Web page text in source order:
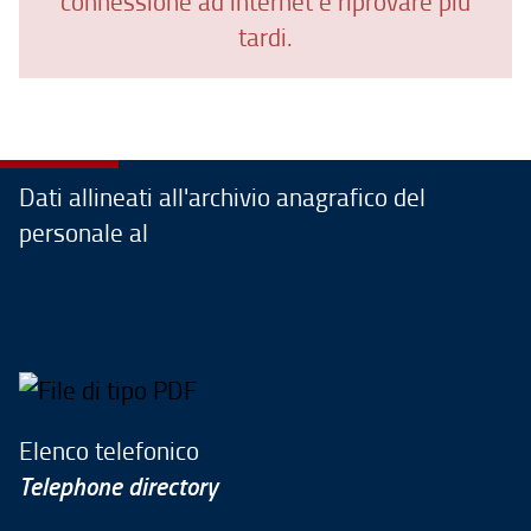
tardi.
Dati allineati all'archivio anagrafico del
personale al
Elenco telefonico
Telephone directory